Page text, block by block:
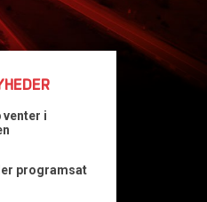
venter i
programsat